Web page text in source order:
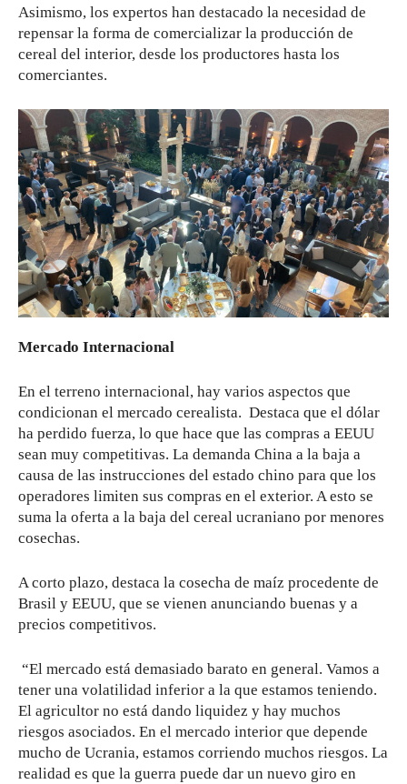
Asimismo, los expertos han destacado la necesidad de
repensar la forma de comercializar la producción de
cereal del interior, desde los productores hasta los
comerciantes.
Mercado Internacional
En el terreno internacional, hay varios aspectos que
condicionan el mercado cerealista. Destaca que el dólar
ha perdido fuerza, lo que hace que las compras a EEUU
sean muy competitivas. La demanda China a la baja a
causa de las instrucciones del estado chino para que los
operadores limiten sus compras en el exterior. A esto se
suma la oferta a la baja del cereal ucraniano por menores
cosechas.
A corto plazo, destaca la cosecha de maíz procedente de
Brasil y EEUU, que se vienen anunciando buenas y a
precios competitivos.
“El mercado está demasiado barato en general. Vamos a
tener una volatilidad inferior a la que estamos teniendo.
El agricultor no está dando liquidez y hay muchos
riesgos asociados. En el mercado interior que depende
mucho de Ucrania, estamos corriendo muchos riesgos. La
realidad es que la guerra puede dar un nuevo giro en